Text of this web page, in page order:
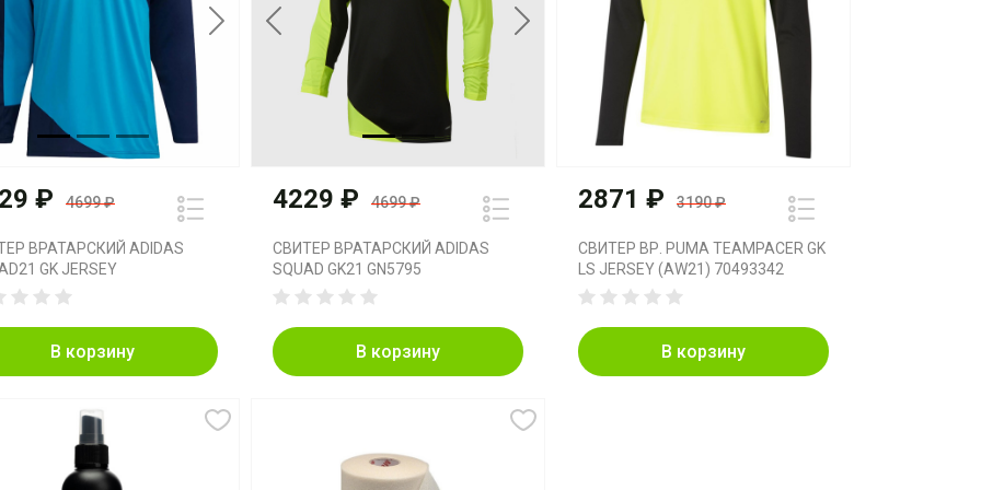
Next
₽ 4699 ₽
ВРАТАРСКИЙ ADIDAS
GK JERSEY
В корзину
Previous Next
4229 ₽ 4699 ₽
СВИТЕР ВРАТАРСКИЙ ADIDAS
SQUAD GK21 GN5795
В корзину
2871 ₽ 3190 ₽
СВИТЕР ВР. PUMA TEAMPACER GK
LS JERSEY (AW21) 70493342
В корзину